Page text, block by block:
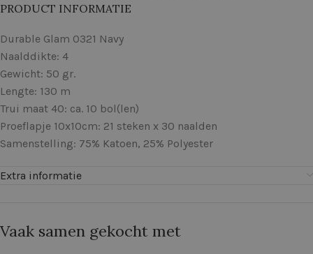
PRODUCT INFORMATIE
Durable Glam 0321 Navy
Naalddikte: 4
Gewicht: 50 gr.
Lengte: 130 m
Trui maat 40: ca. 10 bol(len)
Proeflapje 10x10cm: 21 steken x 30 naalden
Samenstelling: 75% Katoen, 25% Polyester
Extra informatie
Vaak samen gekocht met